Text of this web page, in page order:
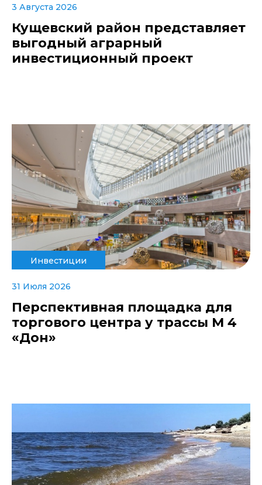
3 Августа 2026
Кущевский район представляет
выгодный аграрный
инвестиционный проект
Инвестиции
31 Июля 2026
Перспективная площадка для
торгового центра у трассы М 4
«Дон»